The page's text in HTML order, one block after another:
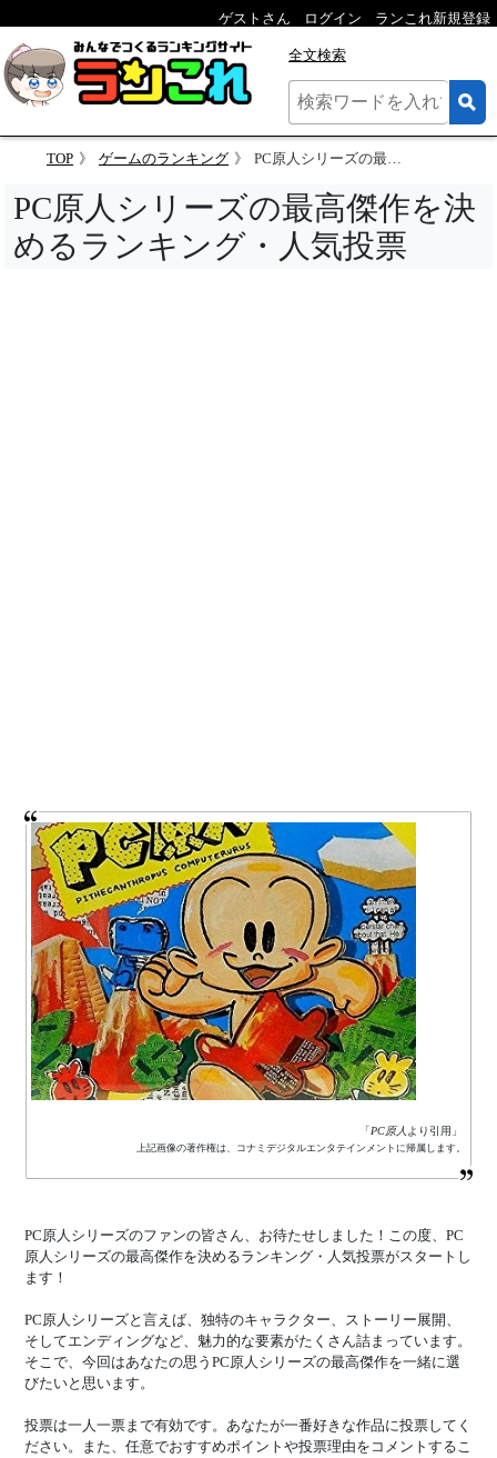
ゲストさん ログイン ランこれ新規登録
全文検索
TOP ゲームのランキング PC原人シリーズの最高傑作を決めるランキング
PC原人シリーズの最高傑作を決
めるランキング・人気投票
「PC原人 より引用」
上記画像の著作権は、コナミデジタルエンタテインメントに帰属します。
PC原人シリーズのファンの皆さん、お待たせしました！この度、PC
原人シリーズの最高傑作を決めるランキング・人気投票がスタートし
ます！
PC原人シリーズと言えば、独特のキャラクター、ストーリー展開、
そしてエンディングなど、魅力的な要素がたくさん詰まっています。
そこで、今回はあなたの思うPC原人シリーズの最高傑作を一緒に選
びたいと思います。
投票は一人一票まで有効です。あなたが一番好きな作品に投票してく
ださい。また、任意でおすすめポイントや投票理由をコメントするこ